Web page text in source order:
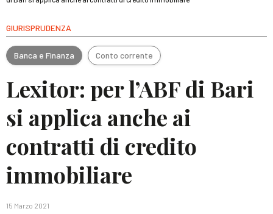
GIURISPRUDENZA
Banca e Finanza Conto corrente
Lexitor: per l’ABF di Bari
si applica anche ai
contratti di credito
immobiliare
15 Marzo 2021